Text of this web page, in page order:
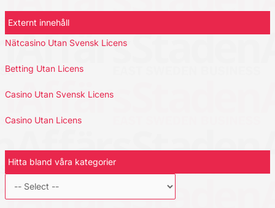
Externt innehåll
Nätcasino Utan Svensk Licens
Betting Utan Licens
Casino Utan Svensk Licens
Casino Utan Licens
Hitta bland våra kategorier